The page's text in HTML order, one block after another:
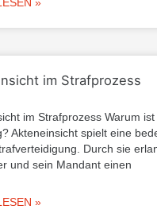
»
im Strafprozess
im Strafprozess Warum
Akteneinsicht spielt eine
Durch sie
und sein Mandant einen
»